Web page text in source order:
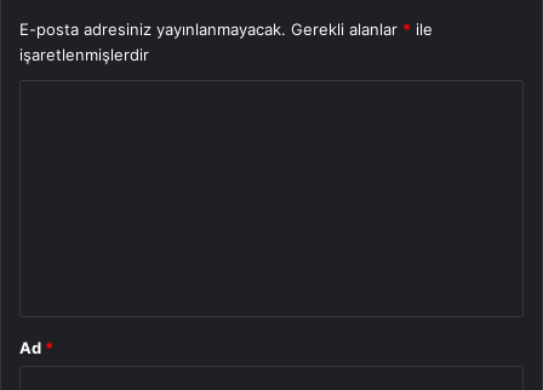
E-posta adresiniz yayınlanmayacak. Gerekli alanlar * ile
işaretlenmişlerdir
Ad *